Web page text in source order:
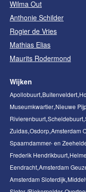
Wilma Out
Anthonie Schilder
Rogier de Vries
Mathias Elias
Maurits Rodermond
Wijken
Apollobuurt Buitenveldert
Museumkwartier Nieuwe
Rivierenbuurt Scheldebuurt
Zuidas Osdorp Amsterdam
Spaarndammer- en
Frederik Hendrikbuurt
Eendracht Amsterdam
Amsterdam Sloterdijk